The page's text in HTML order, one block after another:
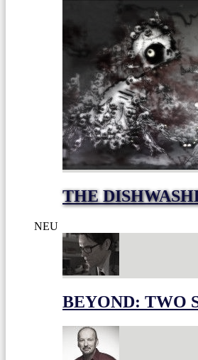
THE
NEU
BEYOND: TWO